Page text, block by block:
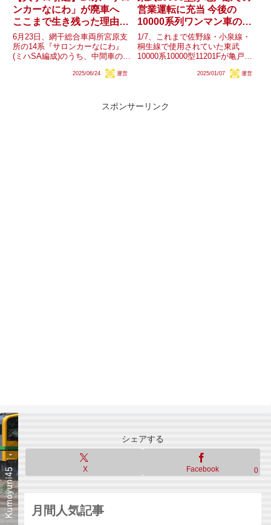
ンカーなにわ」が廃車へ
ここまで生き残った理由
は？
6月23日、網干総合車両所宮原支
所の14系『サロンカーなにわ』
(ミハSA編成)のうち、中間車のオ
へ回送されました。状況から廃車
ンは数多く存在したもの...
2025/06/24 運営
営業運転に充当 今後の
10000系列ワンマン車の動
向は？
1/7、これまで佐野線・小泉線・
桐生線で使用されていた東武
10000系10000型11201Fが亀戸線
式の亀戸線での営業運転は30年
に試運転が何度...
2025/01/07 運営
スポンサーリンク
シェアする
X Facebook 0
月間人気記事